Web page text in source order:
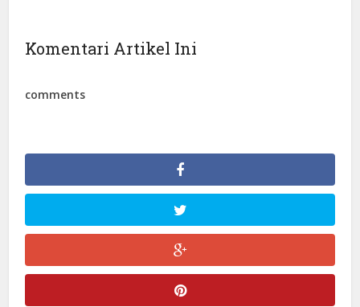
Komentari Artikel Ini
comments